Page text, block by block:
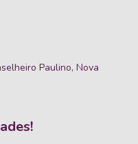
Paulino, Nova